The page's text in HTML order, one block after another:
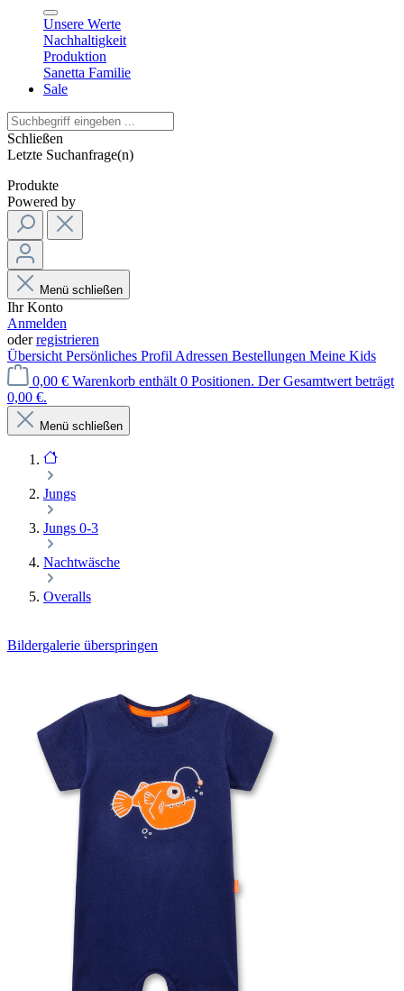
Unsere Werte
Nachhaltigkeit
Produktion
Sanetta Familie
Sale
Schließen
Letzte Suchanfrage(n)
Produkte
Powered by
Menü schließen
Ihr Konto
Anmelden
oderregistrieren
Übersicht Persönliches Profil Adressen Bestellungen Meine Kids
0,00 € Warenkorb enthält 0 Positionen. Der Gesamtwert beträgt
0,00 €.
Menü schließen
Jungs
Jungs 0-3
Nachtwäsche
Overalls
Bildergalerie überspringen